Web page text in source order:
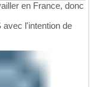
en France, donc
avec l'intention de